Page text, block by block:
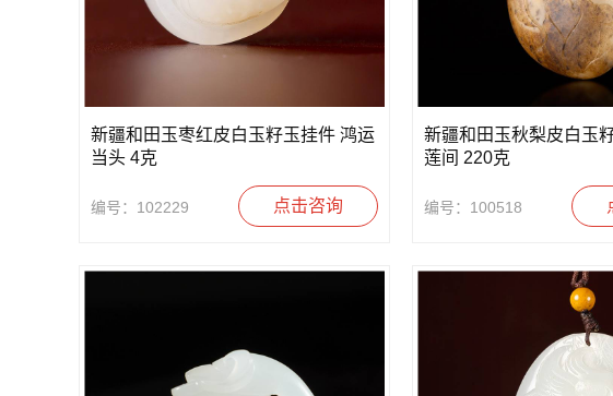
新疆和田玉枣红皮白玉籽玉挂件 鸿运
当头 4克
编号：102229 点击咨询
新疆和田玉秋梨皮白玉
莲间 220克
编号：100518